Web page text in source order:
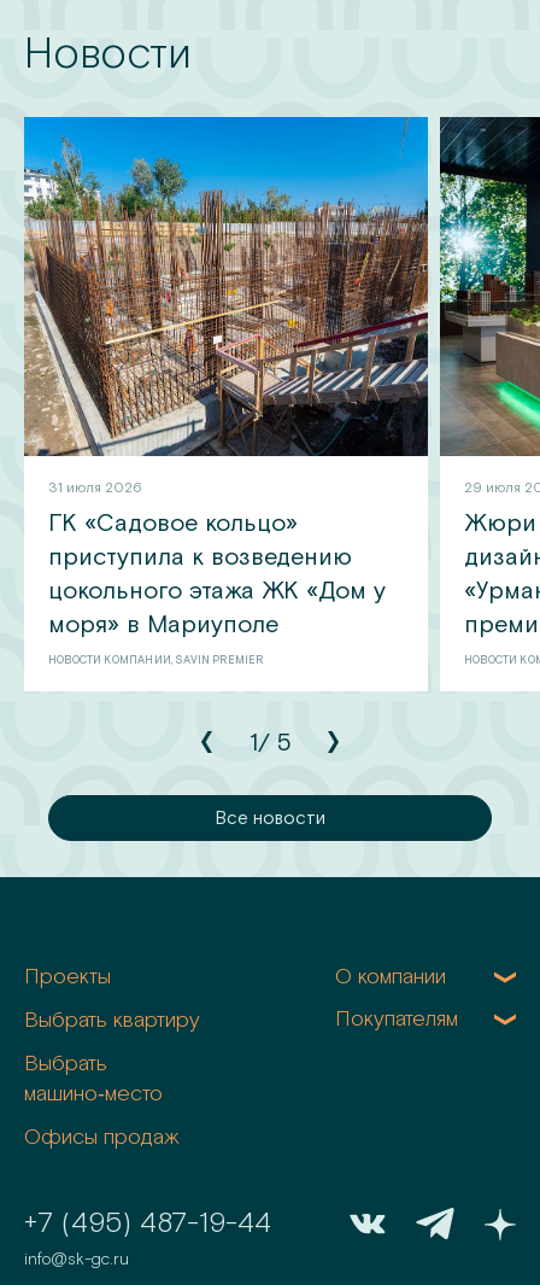
Новости
31 июля 2026
ГК «Садовое кольцо»
приступила к возведению
цокольного этажа ЖК «Дом у
моря» в Мариуполе
НОВОСТИ КОМПАНИИ, SAVIN PREMIER
29 июля
Жюри
НОВОСТИ
1/ 5
Все новости
Проекты
Выбрать квартиру
Выбрать
машино‑место
Офисы продаж
О компании
Покупателям
+7 (495) 487-19-44
info@sk-gc.ru